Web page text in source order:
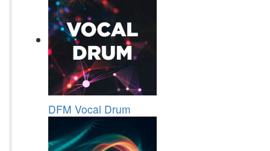
DFM Vocal Drum